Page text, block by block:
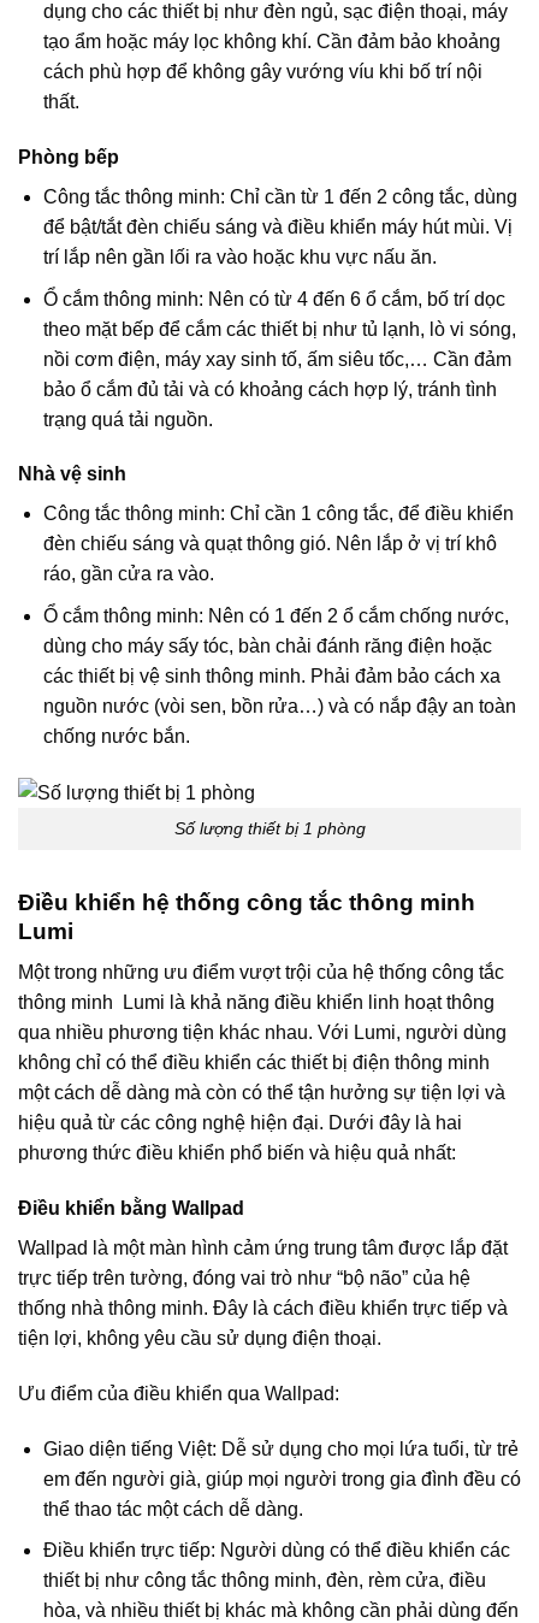
dụng cho các thiết bị như đèn ngủ, sạc điện thoại, máy
tạo ẩm hoặc máy lọc không khí. Cần đảm bảo khoảng
cách phù hợp để không gây vướng víu khi bố trí nội
thất.
Phòng bếp
Công tắc thông minh: Chỉ cần từ 1 đến 2 công tắc, dùng
để bật/tắt đèn chiếu sáng và điều khiển máy hút mùi. Vị
trí lắp nên gần lối ra vào hoặc khu vực nấu ăn.
Ổ cắm thông minh: Nên có từ 4 đến 6 ổ cắm, bố trí dọc
theo mặt bếp để cắm các thiết bị như tủ lạnh, lò vi sóng,
nồi cơm điện, máy xay sinh tố, ấm siêu tốc,… Cần đảm
bảo ổ cắm đủ tải và có khoảng cách hợp lý, tránh tình
trạng quá tải nguồn.
Nhà vệ sinh
Công tắc thông minh: Chỉ cần 1 công tắc, để điều khiển
đèn chiếu sáng và quạt thông gió. Nên lắp ở vị trí khô
ráo, gần cửa ra vào.
Ổ cắm thông minh: Nên có 1 đến 2 ổ cắm chống nước,
dùng cho máy sấy tóc, bàn chải đánh răng điện hoặc
các thiết bị vệ sinh thông minh. Phải đảm bảo cách xa
nguồn nước (vòi sen, bồn rửa…) và có nắp đậy an toàn
chống nước bắn.
Số lượng thiết bị 1 phòng
Điều khiển hệ thống công tắc thông minh
Lumi
Một trong những ưu điểm vượt trội của hệ thống công tắc
thông minh Lumi là khả năng điều khiển linh hoạt thông
qua nhiều phương tiện khác nhau. Với Lumi, người dùng
không chỉ có thể điều khiển các thiết bị điện thông minh
một cách dễ dàng mà còn có thể tận hưởng sự tiện lợi và
hiệu quả từ các công nghệ hiện đại. Dưới đây là hai
phương thức điều khiển phổ biến và hiệu quả nhất:
Điều khiển bằng Wallpad
Wallpad là một màn hình cảm ứng trung tâm được lắp đặt
trực tiếp trên tường, đóng vai trò như “bộ não” của hệ
thống nhà thông minh. Đây là cách điều khiển trực tiếp và
tiện lợi, không yêu cầu sử dụng điện thoại.
Ưu điểm của điều khiển qua Wallpad:
Giao diện tiếng Việt: Dễ sử dụng cho mọi lứa tuổi, từ trẻ
em đến người già, giúp mọi người trong gia đình đều có
thể thao tác một cách dễ dàng.
Điều khiển trực tiếp: Người dùng có thể điều khiển các
thiết bị như công tắc thông minh, đèn, rèm cửa, điều
hòa, và nhiều thiết bị khác mà không cần phải dùng đến